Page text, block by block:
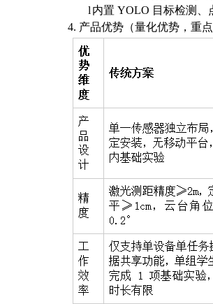
l 内置 YOLO 目标检测、
4. 产品优势（量化优势，重